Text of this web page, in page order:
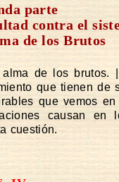
parte
contra el
de los Brutos
de los brutos.
que tienen de
que vemos en
causan en
cuestión.